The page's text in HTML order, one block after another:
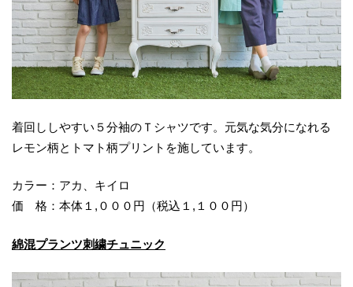
着回ししやすい５分袖のＴシャツです。元気な気分になれる
レモン柄とトマト柄プリントを施しています。
カラー：アカ、キイロ
価 格：本体１,０００円（税込１,１００円）
綿混プランツ刺繍チュニック